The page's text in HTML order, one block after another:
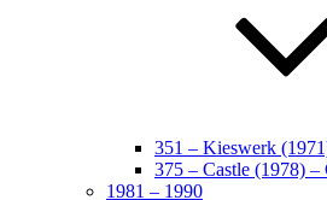
351 – Kieswerk
375 – Castle (1978)
1981 – 1990